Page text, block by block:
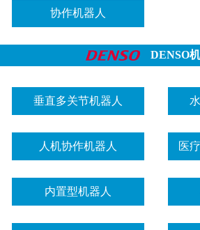
协作机器人
DENSO
垂直多关节机器人
人机协作机器人 医
内置型机器人